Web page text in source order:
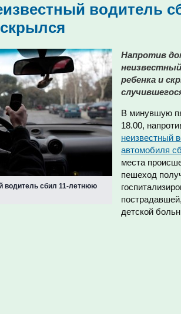
водитель
водитель сбил 11-летнюю
Напротив
ребенка и
В минувшую
18.00,
неизвестный
автомобиля
места
пешеход
детской